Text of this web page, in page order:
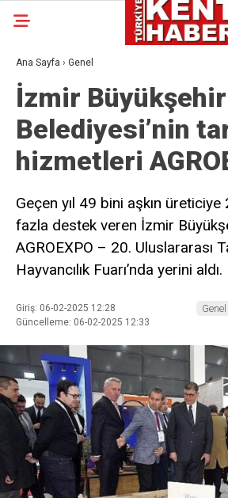
Ana Sayfa › Genel
İzmir Büyükşehir
Belediyesi’nin
hizmetleri
Geçen yıl 49 bini aşkın
fazla destek veren İzmir
AGROEXPO – 20. Uluslararası
Hayvancılık Fuarı’nda yerini aldı.
Giriş: 06-02-2025 12:28
Güncelleme: 06-02-2025 12:33
Genel